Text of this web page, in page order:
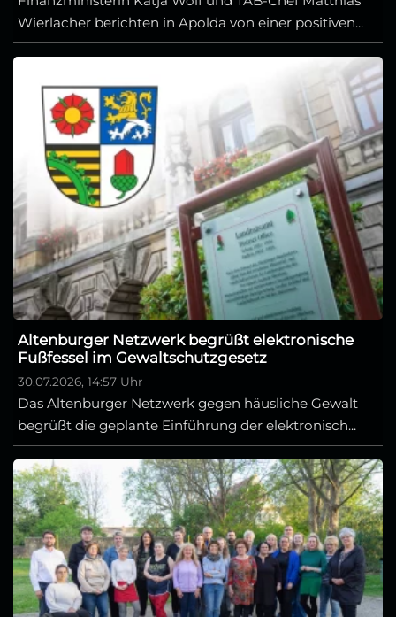
Wierlacher berichten in Apolda von einer positiven...
Altenburger Netzwerk begrüßt elektronische
Fußfessel im Gewaltschutzgesetz
30.07.2026, 14:57 Uhr
Das Altenburger Netzwerk gegen häusliche Gewalt
begrüßt die geplante Einführung der elektronisch...